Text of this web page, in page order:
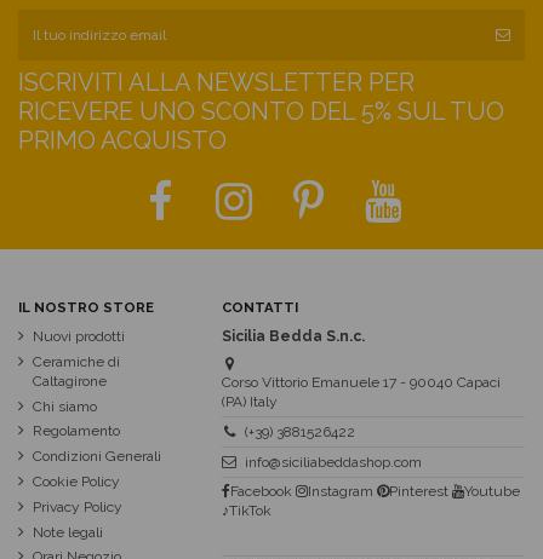
ISCRIVITI ALLA NEWSLETTER PER
RICEVERE UNO SCONTO DEL 5% SUL TUO
PRIMO ACQUISTO
IL NOSTRO STORE
Nuovi prodotti
Ceramiche di
Caltagirone
Chi siamo
Regolamento
Condizioni Generali
Cookie Policy
Privacy Policy
Note legali
CONTATTI
Sicilia Bedda S.n.c.
Corso Vittorio Emanuele 17 - 90040 Capaci
(PA) Italy
(+39) 3881526422
info@siciliabeddashop.com
Facebook
Instagram Pinterest
Youtube
♪TikTok